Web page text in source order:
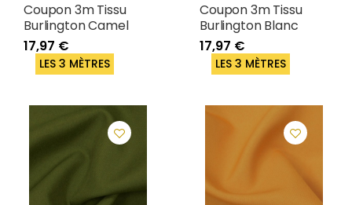
Coupon 3m Tissu
Burlington Camel
17,97 €
LES 3 MÈTRES
Coupon 3m Tissu
Burlington Blanc
17,97 €
LES 3 MÈTRES